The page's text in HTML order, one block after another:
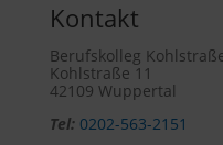
Kontakt
Berufskolleg
Kohlstraße 11
42109 Wuppertal
Tel: 0202-563-2151